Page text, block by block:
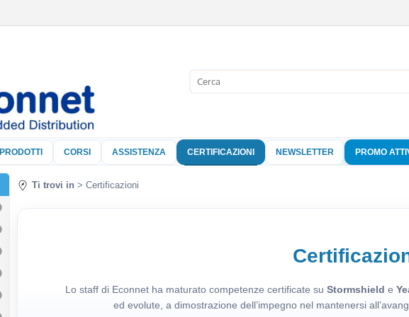
nome
clicca
PRODOTTI CORSI ASSISTENZA CERTIFICAZIONI NEWSLETTER PROMO
Ti trovi in Certificazioni
Lo staff di Econnet ha maturato competenze certificate su Stormshield e
ed evolute, a dimostrazione dell’impegno nel mantenersi